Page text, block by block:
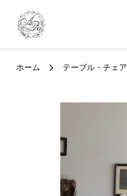
ホーム テーブル・チェア